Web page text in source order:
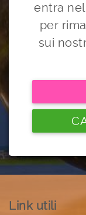
entra
per
sui
Link utili